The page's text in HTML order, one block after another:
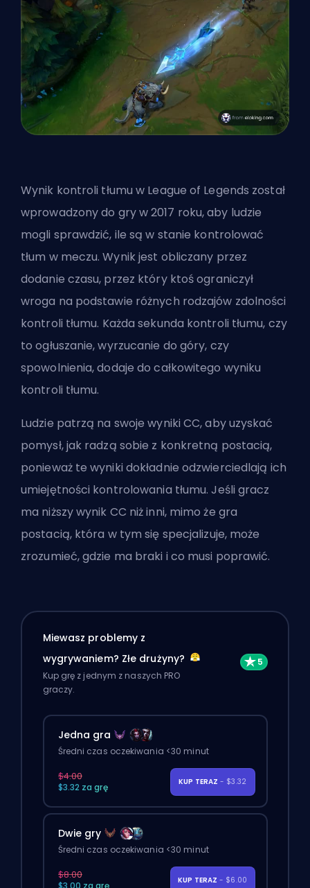
Wynik kontroli tłumu w League of Legends został
wprowadzony do gry w 2017 roku, aby ludzie
mogli sprawdzić, ile są w stanie kontrolować
tłum w meczu. Wynik jest obliczany przez
dodanie czasu, przez który ktoś ograniczył
wroga na podstawie różnych rodzajów zdolności
kontroli tłumu. Każda sekunda kontroli tłumu, czy
to ogłuszanie, wyrzucanie do góry, czy
spowolnienia, dodaje do całkowitego wyniku
kontroli tłumu.
Ludzie patrzą na swoje wyniki CC, aby uzyskać
pomysł, jak radzą sobie z konkretną postacią,
ponieważ te wyniki dokładnie odzwierciedlają ich
umiejętności kontrolowania tłumu. Jeśli gracz
ma niższy wynik CC niż inni, mimo że gra
postacią, która w tym się specjalizuje, może
zrozumieć, gdzie ma braki i co musi poprawić.
Miewasz problemy z
wygrywaniem? Złe drużyny?
Kup grę z jednym z naszych PRO
graczy.
Jedna gra
Średni czas oczekiwania <30 minut
$4.00
$3.32 za grę
KUP TERAZ - $3.32
Dwie gry
Średni czas oczekiwania <30 minut
$8.00
$3.00 za grę
KUP TERAZ - $6.00